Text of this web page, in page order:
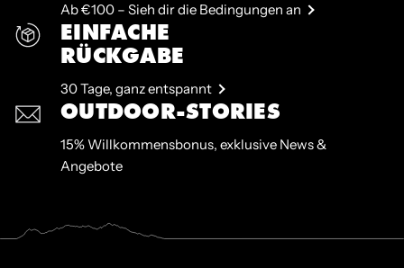
Ab €100 – Sieh dir die Bedingungen an
EINFACHE
RÜCKGABE
30 Tage, ganz entspannt
OUTDOOR-STORIES
15% Willkommensbonus, exklusive News &
Angebote